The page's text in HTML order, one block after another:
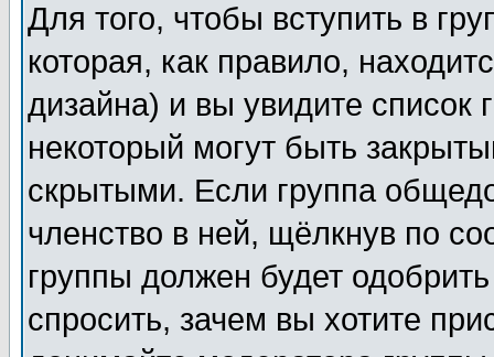
Для того, чтобы вступить в
которая, как правило,
дизайна) и вы увидите список
некоторый могут быть
скрытыми. Если группа
членство в ней, щёлкнув по
группы должен будет
спросить, зачем вы хотите